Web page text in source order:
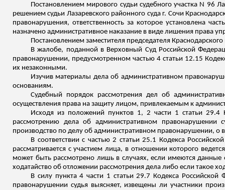
Постановлением мирового судьи судебного участка N 96
решением судьи Лазаревского районного суда г. Сочи
правонарушения, ответственность за которое установлена
назначено административное наказание в виде лишения права
Постановлением заместителя председателя
В жалобе, поданной в Верховный Суд Российской
правонарушении, предусмотренном частью 4 статьи 12.15
их незаконными.
Изучив материалы дела об административном
основаниям.
Судебный порядок рассмотрения дел об
осуществления права на защиту лицом, привлекаемым к
Исходя из положений пунктов 1, 2 части 1 статьи 29.4
рассмотрению дела об административном
производство по делу об административном правонарушении, о
В соответствии с частью 2 статьи 25.1 Кодекса
рассматривается с участием лица, в отношении которого
может быть рассмотрено лишь в случаях, если имеются
ходатайство об отложении рассмотрения дела либо если такое
В силу пункта 4 части 1 статьи 29.7 Кодекса
правонарушении судья выясняет, извещены ли участники